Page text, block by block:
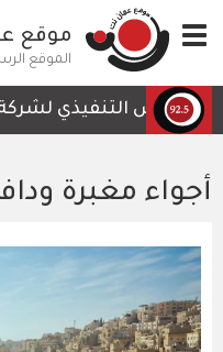
إلى
المحتوى
الرئيسي
Toggle
navigation
موقع
الموقع
الرئيس التنفيذي لشركة
أجواء مغبرة